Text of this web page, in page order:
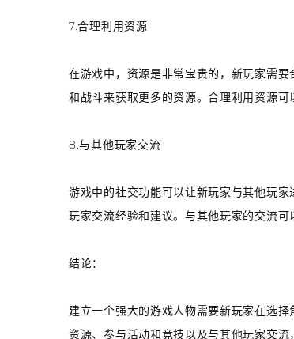
7.合理利用资源
在游戏中，资源是非常宝贵的，新玩家需
和战斗来获取更多的资源。合理利用资源
8.与其他玩家交流
游戏中的社交功能可以让新玩家与其他玩
玩家交流经验和建议。与其他玩家的交流可
结论：
建立一个强大的游戏人物需要新玩家在选
资源、参与活动和竞技以及与其他玩家交